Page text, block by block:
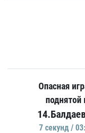
Опасная
7 секунд /